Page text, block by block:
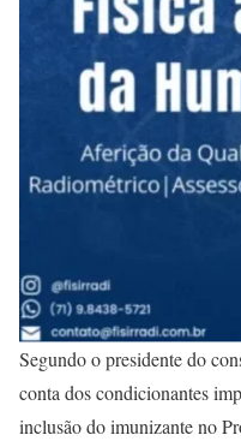
Segundo o presidente do
conta dos condicionantes
inclusão do imunizante no